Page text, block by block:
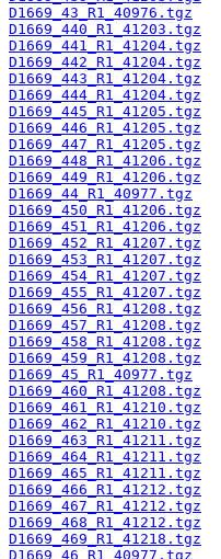
D1669_43_R1_40976.tgz
D1669_440_R1_41203.tgz
D1669_441_R1_41204.tgz
D1669_442_R1_41204.tgz
D1669_443_R1_41204.tgz
D1669_444_R1_41204.tgz
D1669_445_R1_41205.tgz
D1669_446_R1_41205.tgz
D1669_447_R1_41205.tgz
D1669_448_R1_41206.tgz
D1669_449_R1_41206.tgz
D1669_44_R1_40977.tgz
D1669_450_R1_41206.tgz
D1669_451_R1_41206.tgz
D1669_452_R1_41207.tgz
D1669_453_R1_41207.tgz
D1669_454_R1_41207.tgz
D1669_455_R1_41207.tgz
D1669_456_R1_41208.tgz
D1669_457_R1_41208.tgz
D1669_458_R1_41208.tgz
D1669_459_R1_41208.tgz
D1669_45_R1_40977.tgz
D1669_460_R1_41208.tgz
D1669_461_R1_41210.tgz
D1669_462_R1_41210.tgz
D1669_463_R1_41211.tgz
D1669_464_R1_41211.tgz
D1669_465_R1_41211.tgz
D1669_466_R1_41212.tgz
D1669_467_R1_41212.tgz
D1669_468_R1_41212.tgz
D1669_469_R1_41218.tgz
D1669_46_R1_40977.tgz